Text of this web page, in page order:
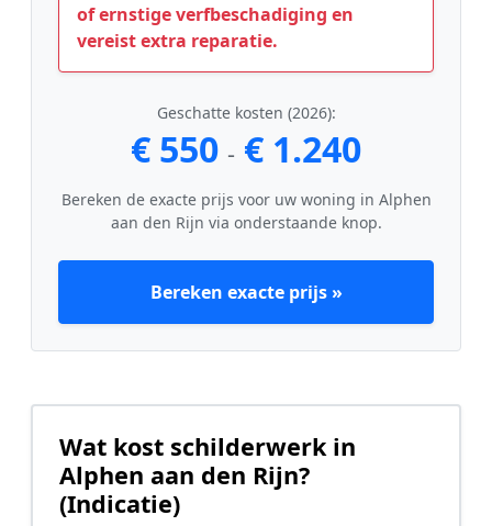
of ernstige verfbeschadiging en
vereist extra reparatie.
Geschatte kosten (2026):
€ 550 - € 1.240
Bereken de exacte prijs voor uw woning in Alphen
aan den Rijn via onderstaande knop.
Bereken exacte prijs »
Wat kost schilderwerk in
Alphen aan den Rijn?
(Indicatie)